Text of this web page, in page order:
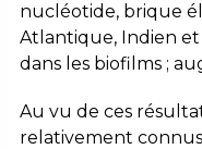
nucléotide, brique
Atlantique, Indien et
dans les biofilms ;
Au vu de ces
relativement